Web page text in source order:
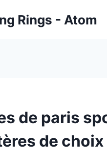
Rings - Atom
de paris
de